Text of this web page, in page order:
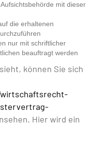
mit dieser
die erhaltenen
nur mit schriftlicher
beauftragt werden
können Sie sich
Hier wird ein